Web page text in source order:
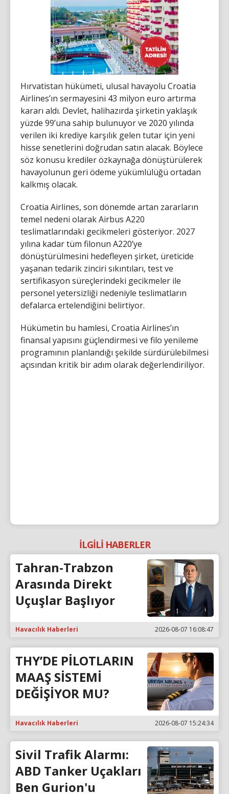
Hırvatistan hükümeti, ulusal havayolu Croatia
Airlines’ın sermayesini 43 milyon euro artırma
kararı aldı. Devlet, halihazırda şirketin yaklaşık
yüzde 99’una sahip bulunuyor ve 2020 yılında
verilen iki krediye karşılık gelen tutar için yeni
hisse senetlerini doğrudan satın alacak. Böylece
söz konusu krediler özkaynağa dönüştürülerek
havayolunun geri ödeme yükümlülüğü ortadan
kalkmış olacak.
Croatia Airlines, son dönemde artan zararların
temel nedeni olarak Airbus A220
teslimatlarındaki gecikmeleri gösteriyor. 2027
yılına kadar tüm filonun A220’ye
dönüştürülmesini hedefleyen şirket, üreticide
yaşanan tedarik zinciri sıkıntıları, test ve
sertifikasyon süreçlerindeki gecikmeler ile
personel yetersizliği nedeniyle teslimatların
defalarca ertelendiğini belirtiyor.
Hükümetin bu hamlesi, Croatia Airlines’ın
finansal yapısını güçlendirmesi ve filo yenileme
programının planlandığı şekilde sürdürülebilmesi
açısından kritik bir adım olarak değerlendiriliyor.
İLGİLİ HABERLER
Tahran-Trabzon
Arasında Direkt
Uçuşlar Başlıyor
Havacılık Haberleri 2026-08-07 16:08:47
THY’DE PİLOTLARIN
MAAŞ SİSTEMİ
DEĞİŞİYOR MU?
Havacılık Haberleri 2026-08-07 15:24:34
Sivil Trafik Alarmı:
ABD Tanker Uçakları
Ben Gurion'u